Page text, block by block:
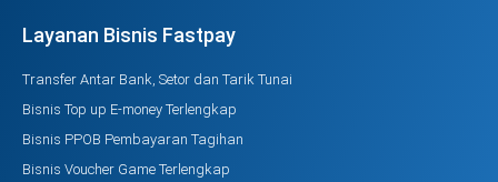
Layanan Bisnis Fastpay
Transfer Antar Bank, Setor dan Tarik Tunai
Bisnis Top up E-money Terlengkap
Bisnis PPOB Pembayaran Tagihan
Bisnis Voucher Game Terlengkap